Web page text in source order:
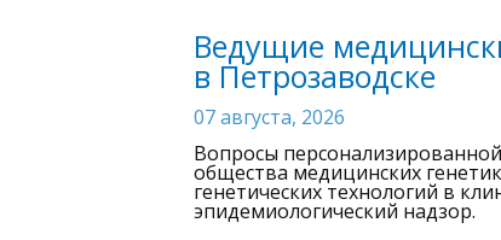
Ведущие
в Петрозаводске
07 августа, 2026
Вопросы
общества медицинских
генетических технологий в
эпидемиологический надзор.